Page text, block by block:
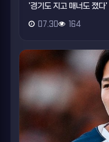
'경기도 지고 매너도 졌
07.30 164